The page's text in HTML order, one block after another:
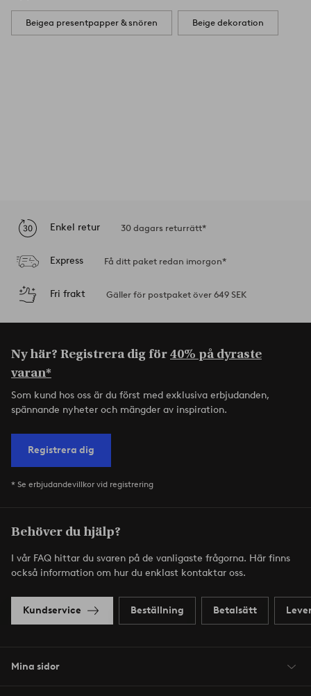
Beigea presentpapper & snören Beige dekoration
Enkel retur 30 dagars returrätt*
Express Få ditt paket redan imorgon*
Fri frakt Gäller för postpaket över 649 SEK
Ny här? Registrera dig för40% på dyraste
varan*
Som kund hos oss är du först med exklusiva erbjudanden,
spännande nyheter och mängder av inspiration.
Registrera dig
* Se erbjudandevillkor vid registrering
Behöver du hjälp?
I vår FAQ hittar du svaren på de vanligaste frågorna. Här finns
också information om hur du enklast kontaktar oss.
Kundservice Beställning Betalsätt
Mina sidor